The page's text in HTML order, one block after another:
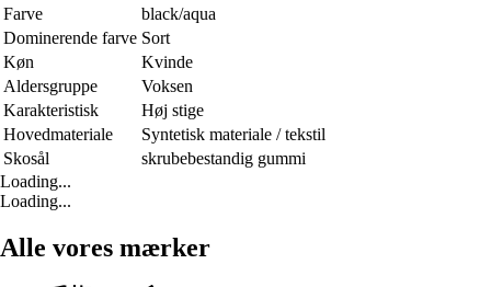
Farve
black/aqua
Dominerende farve Sort
Køn
Kvinde
Aldersgruppe
Voksen
Karakteristisk
Høj stige
Hovedmateriale
Syntetisk materiale / tekstil
Skosål
skrubebestandig gummi
Loading...
Loading...
Alle vores mærker